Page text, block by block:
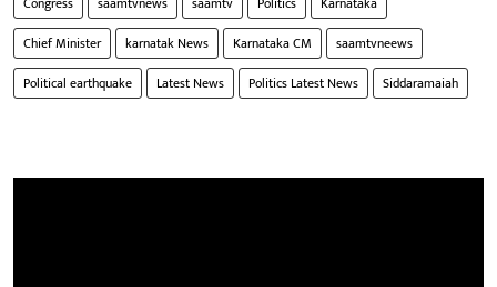
Chief Minister
karnatak News Karnataka CM
saamtvneews
Political earthquake
Latest News Politics Latest News Siddaramaiah